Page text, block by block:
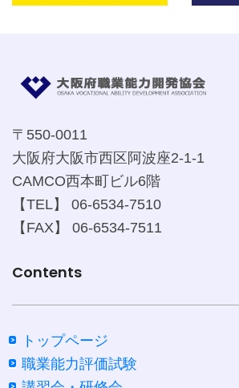
〒550-0011
大阪府大阪市西区阿波座2-1-1
CAMCO西本町ビル6階
【TEL】 06-6534-7510
【FAX】 06-6534-7511
Contents
トップページ
職業能力評価試験